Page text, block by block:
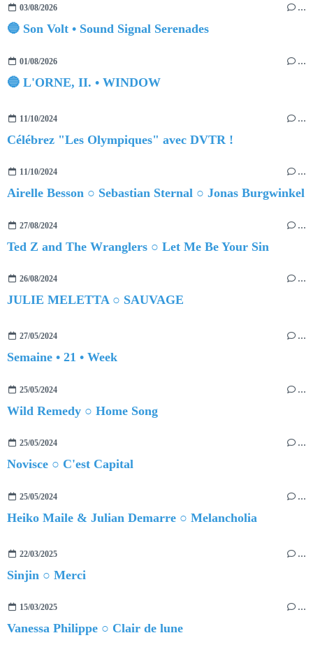
03/08/2026 …
🔵 Son Volt • Sound Signal Serenades
01/08/2026 …
🔵 L'ORNE, II. • WINDOW
11/10/2024 …
Célébrez "Les Olympiques" avec DVTR !
11/10/2024 …
Airelle Besson ○ Sebastian Sternal ○ Jonas Burgwinkel
27/08/2024 …
Ted Z and The Wranglers ○ Let Me Be Your Sin
26/08/2024 …
JULIE MELETTA ○ SAUVAGE
27/05/2024 …
Semaine • 21 • Week
25/05/2024 …
Wild Remedy ○ Home Song
25/05/2024 …
Novisce ○ C'est Capital
25/05/2024 …
Heiko Maile & Julian Demarre ○ Melancholia
22/03/2025 …
Sinjin ○ Merci
15/03/2025 …
Vanessa Philippe ○ Clair de lune